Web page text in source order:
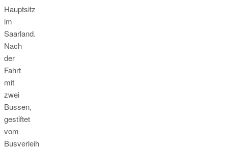
Hauptsitz
im
Saarland.
Nach
der
Fahrt
mit
zwei
Bussen,
gestiftet
vom
Busverleih